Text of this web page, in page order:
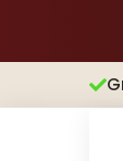
